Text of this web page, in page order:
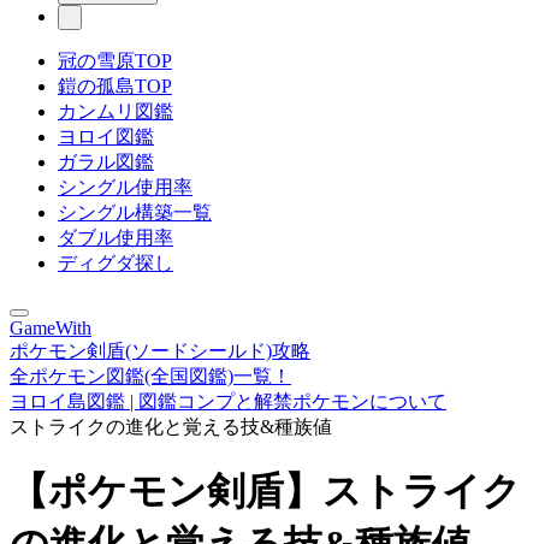
冠の雪原TOP
鎧の孤島TOP
カンムリ図鑑
ヨロイ図鑑
ガラル図鑑
シングル使用率
シングル構築一覧
ダブル使用率
ディグダ探し
GameWith
ポケモン剣盾(ソードシールド)攻略
全ポケモン図鑑(全国図鑑)一覧！
ヨロイ島図鑑 | 図鑑コンプと解禁ポケモンについて
ストライクの進化と覚える技&種族値
【ポケモン剣盾】ストライク